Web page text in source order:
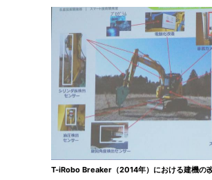
T-iRobo Breaker（2014年）における建機の